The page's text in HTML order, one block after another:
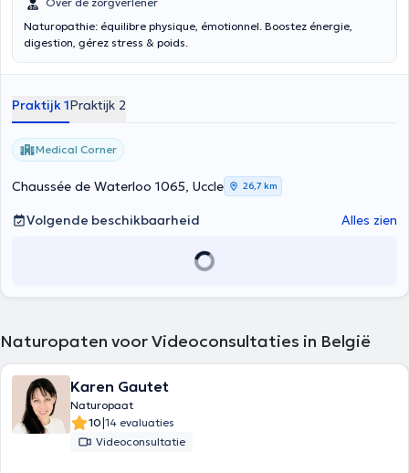
Naturopathie: équilibre physique, émotionnel. Boostez énergie,
digestion, gérez stress & poids.
Praktijk 1Praktijk 2
Medical Corner
Chaussée de Waterloo 1065, Uccle 26,7 km
Volgende beschikbaarheid Alles zien
Naturopaten voor Videoconsultaties in België
Karen Gautet
Naturopaat
10|14 evaluaties
Videoconsultatie